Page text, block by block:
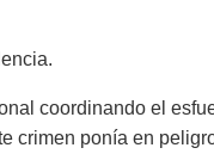
coordinando el
crimen ponía en